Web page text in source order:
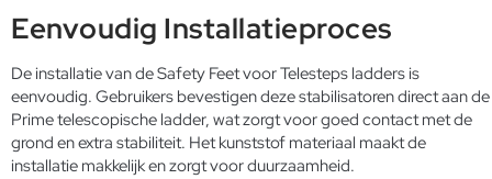
Eenvoudig Installatieproces
De installatie van de Safety Feet voor Telesteps ladders is
eenvoudig. Gebruikers bevestigen deze stabilisatoren direct aan de
Prime telescopische ladder, wat zorgt voor goed contact met de
grond en extra stabiliteit. Het kunststof materiaal maakt de
installatie makkelijk en zorgt voor duurzaamheid.